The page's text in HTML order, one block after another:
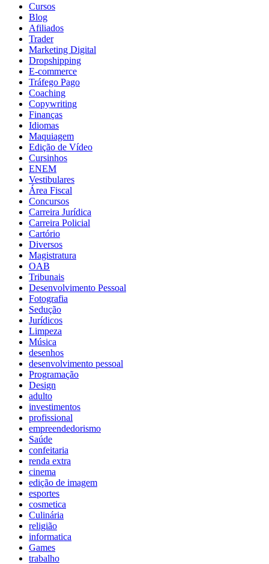
Cursos
Blog
Afiliados
Trader
Marketing Digital
Dropshipping
E-commerce
Tráfego Pago
Coaching
Copywriting
Finanças
Idiomas
Maquiagem
Edição de Vídeo
Cursinhos
ENEM
Vestibulares
Área Fiscal
Concursos
Carreira Jurídica
Carreira Policial
Cartório
Diversos
Magistratura
OAB
Tribunais
Desenvolvimento Pessoal
Fotografia
Sedução
Jurídicos
Limpeza
Música
desenhos
desenvolvimento pessoal
Programação
Design
adulto
investimentos
profissional
empreendedorismo
Saúde
confeitaria
renda extra
cinema
edição de imagem
esportes
cosmetica
Culinária
religião
informatica
Games
trabalho